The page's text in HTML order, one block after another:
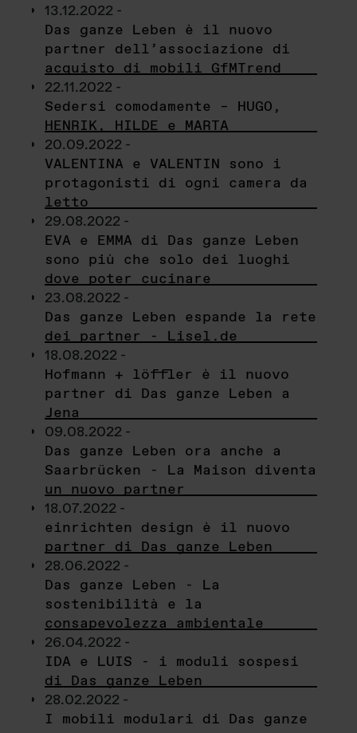
13.12.2022 -
Das ganze Leben è il nuovo
partner dell’associazione di
acquisto di mobili GfMTrend
22.11.2022 -
Sedersi comodamente – HUGO,
HENRIK, HILDE e MARTA
20.09.2022 -
VALENTINA e VALENTIN sono i
protagonisti di ogni camera da
letto
29.08.2022 -
EVA e EMMA di Das ganze Leben
sono più che solo dei luoghi
dove poter cucinare
23.08.2022 -
Das ganze Leben espande la rete
dei partner - Lisel.de
18.08.2022 -
Hofmann + löffler è il nuovo
partner di Das ganze Leben a
Jena
09.08.2022 -
Das ganze Leben ora anche a
Saarbrücken - La Maison diventa
un nuovo partner
18.07.2022 -
einrichten design è il nuovo
partner di Das ganze Leben
28.06.2022 -
Das ganze Leben - La
sostenibilità e la
consapevolezza ambientale
26.04.2022 -
IDA e LUIS - i moduli sospesi
di Das ganze Leben
28.02.2022 -
I mobili modulari di Das ganze